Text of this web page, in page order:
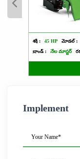
శక్తి : 45 HP మోడల్ :
బ్రాండ్ :
నేల మాస్టర్
Implement
Your Name*